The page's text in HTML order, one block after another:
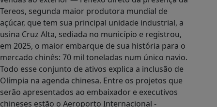
Tereos, segunda maior produtora mundial de
açúcar, que tem sua principal unidade industrial, a
usina Cruz Alta, sediada no município e registrou,
em 2025, o maior embarque de sua história para o
mercado chinês: 70 mil toneladas num único navio.
Todo esse conjunto de ativos explica a inclusão de
Olímpia na agenda chinesa. Entre os projetos que
serão apresentados ao embaixador e executivos
chineses estão o Aeroporto Internacional -